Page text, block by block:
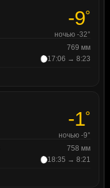
-9°
ночью -32°
769 мм
17:06 → 8:23
-1°
ночью -9°
758 мм
18:35 → 8:21